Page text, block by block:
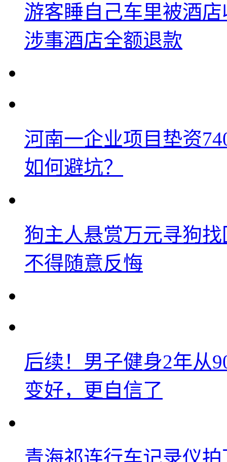
游客睡自己车里被酒
涉事酒店全额退款
河南一企业项目垫资
如何避坑？
狗主人悬赏万元寻狗
不得随意反悔
后续！男子健身2年从
变好，更自信了
青海祁连行车记录仪